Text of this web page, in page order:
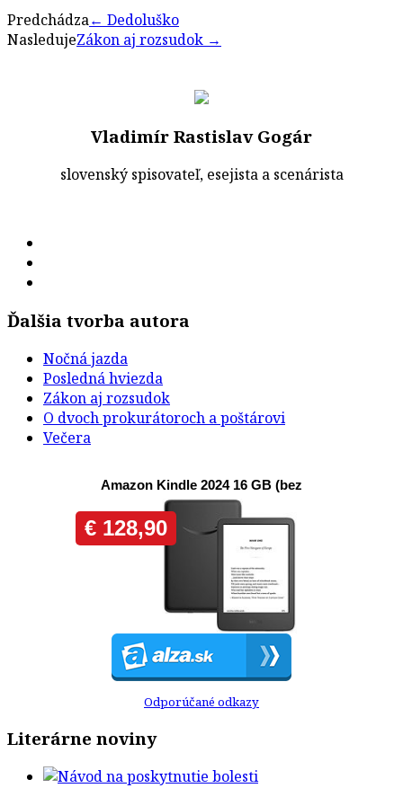
Predchádza← Dedoluško
NasledujeZákon aj rozsudok →
Vladimír Rastislav Gogár
slovenský spisovateľ, esejista a scenárista
Ďalšia tvorba autora
Nočná jazda
Posledná hviezda
Zákon aj rozsudok
O dvoch prokurátoroch a poštárovi
Večera
Odporúčané odkazy
Literárne noviny